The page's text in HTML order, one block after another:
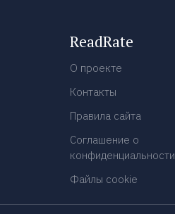
ReadRate
О проекте
Контакты
Правила сайта
Соглашение о
конфиденциальности
Файлы cookie